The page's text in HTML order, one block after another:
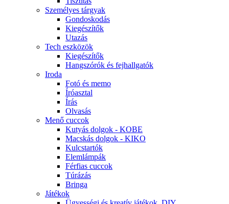
Személyes tárgyak
Gondoskodás
Kiegészítők
Utazás
Tech eszközök
Kiegészítők
Hangszórók és fejhallgatók
Iroda
Fotó és memo
Íróasztal
Írás
Olvasás
Menő cuccok
Kutyás dolgok - KOBE
Macskás dolgok - KIKO
Kulcstartók
Elemlámpák
Férfias cuccok
Túrázás
Bringa
Játékok